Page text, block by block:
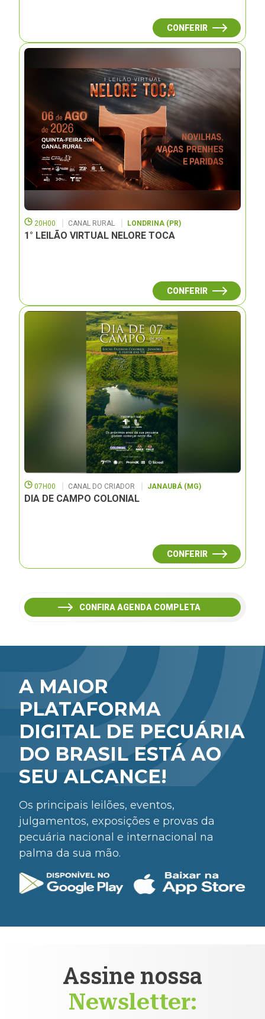
CONFERIR
20H00 CANAL RURAL LONDRINA (PR)
1° LEILÃO VIRTUAL NELORE TOCA
CONFERIR
07H00 CANAL DO CRIADOR JANAUBÁ (MG)
DIA DE CAMPO COLONIAL
CONFERIR
CONFIRA AGENDA COMPLETA
A MAIOR
PLATAFORMA
DIGITAL DE PECUÁRIA
DO BRASIL ESTÁ AO
SEU ALCANCE!
Os principais leilões, eventos,
julgamentos, exposições e provas da
pecuária nacional e internacional na
palma da sua mão.
Assine nossa
Newsletter: